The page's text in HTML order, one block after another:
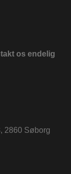
os endelig
2860 Søborg